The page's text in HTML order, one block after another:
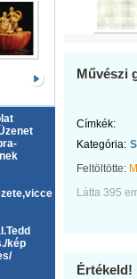
kép
Művészi
Címkék:
Kategória:
Feltöltötte:
Látta 395
Értékeld!